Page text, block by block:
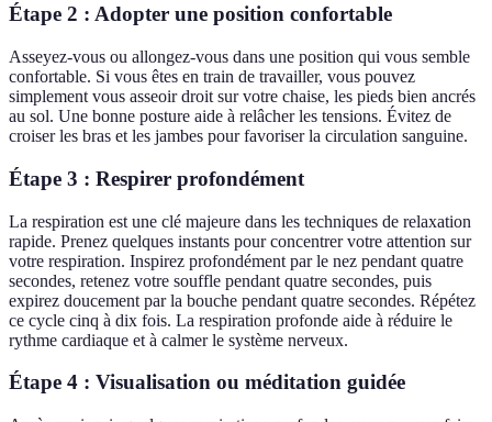
Étape 2 : Adopter une position confortable
Asseyez-vous ou allongez-vous dans une position qui vous semble
confortable. Si vous êtes en train de travailler, vous pouvez
simplement vous asseoir droit sur votre chaise, les pieds bien ancrés
au sol. Une bonne posture aide à relâcher les tensions. Évitez de
croiser les bras et les jambes pour favoriser la circulation sanguine.
Étape 3 : Respirer profondément
La respiration est une clé majeure dans les techniques de relaxation
rapide. Prenez quelques instants pour concentrer votre attention sur
votre respiration. Inspirez profondément par le nez pendant quatre
secondes, retenez votre souffle pendant quatre secondes, puis
expirez doucement par la bouche pendant quatre secondes. Répétez
ce cycle cinq à dix fois. La respiration profonde aide à réduire le
rythme cardiaque et à calmer le système nerveux.
Étape 4 : Visualisation ou méditation guidée